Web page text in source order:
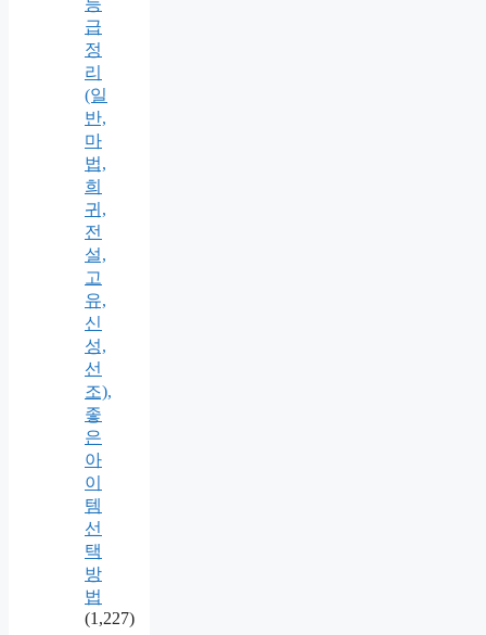
급
정
리
(일
반,
마
법,
희
귀,
전
설,
고
유,
신
성,
선
조),
좋
은
아
이
템
선
택
방
법
(1,227)